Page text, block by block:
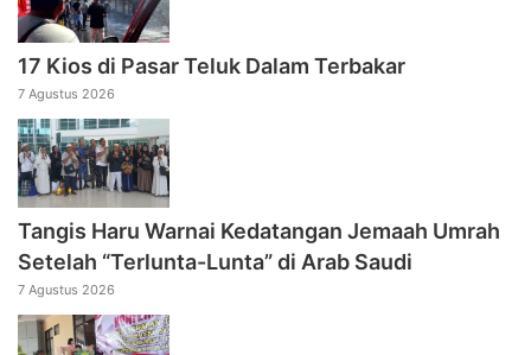
17 Kios di Pasar Teluk Dalam Terbakar
7 Agustus 2026
Tangis Haru Warnai Kedatangan Jemaah Umrah
Setelah “Terlunta-Lunta” di Arab Saudi
7 Agustus 2026